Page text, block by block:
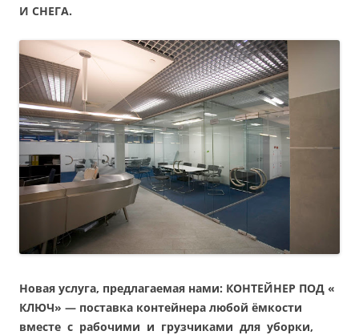
И СНЕГА.
Новая услуга, предлагаемая нами: КОНТЕЙНЕР ПОД «
КЛЮЧ» — поставка контейнера любой ёмкости
вместе с рабочими и грузчиками для уборки,